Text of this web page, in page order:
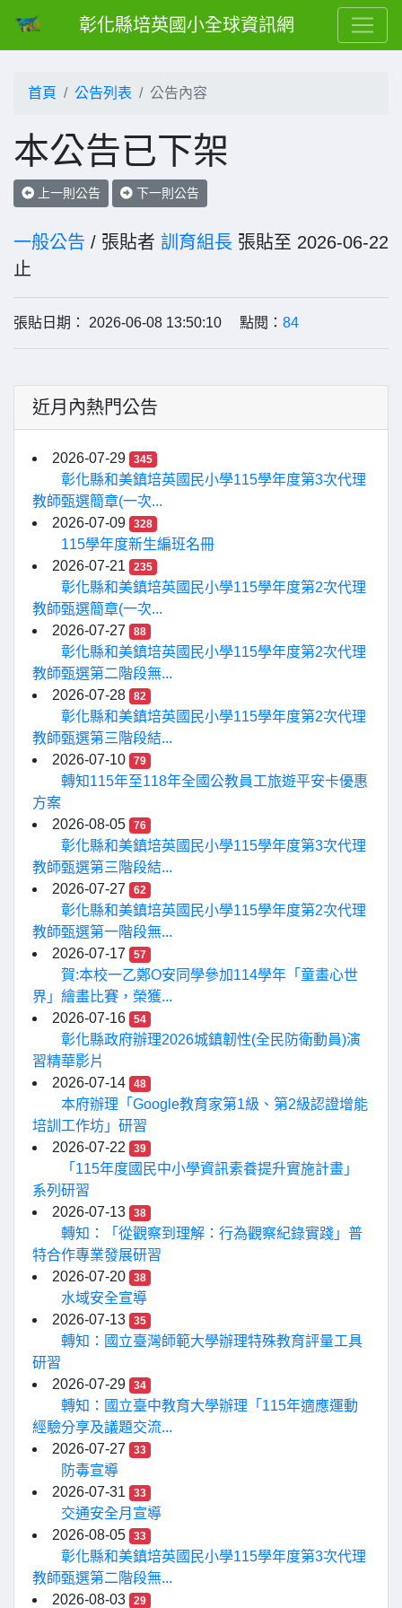
彰化縣培英國小全球資訊網
首頁 公告列表 公告內容
本公告已下架
上一則公告 下一則公告
一般公告 / 張貼者 訓育組長 張貼至 2026-06-22
止
張貼日期： 2026-06-08 13:50:10 點閱： 84
近月內熱門公告
2026-07-29 345
彰化縣和美鎮培英國民小學115學年度第3次代理
教師甄選簡章(一次...
2026-07-09
328
115學年度新生編班名冊
2026-07-21
235
彰化縣和美鎮培英國民小學115學年度第2次代理
教師甄選簡章(一次...
2026-07-27
88
彰化縣和美鎮培英國民小學115學年度第2次代理
教師甄選第二階段無...
2026-07-28
82
彰化縣和美鎮培英國民小學115學年度第2次代理
教師甄選第三階段結...
2026-07-10
79
轉知115年至118年全國公教員工旅遊平安卡優惠
方案
2026-08-05
76
彰化縣和美鎮培英國民小學115學年度第3次代理
教師甄選第三階段結...
2026-07-27
62
彰化縣和美鎮培英國民小學115學年度第2次代理
教師甄選第一階段無...
2026-07-17
57
賀:本校一乙鄭O安同學參加114學年「童畫心世
界」繪畫比賽，榮獲...
2026-07-16
54
彰化縣政府辦理2026城鎮韌性(全民防衛動員)演
習精華影片
2026-07-14
48
本府辦理「Google教育家第1級、第2級認證增能
培訓工作坊」研習
2026-07-22
39
「115年度國民中小學資訊素養提升實施計畫」
系列研習
2026-07-13
38
轉知：「從觀察到理解：行為觀察紀錄實踐」普
特合作專業發展研習
2026-07-20
38
水域安全宣導
2026-07-13
35
轉知：國立臺灣師範大學辦理特殊教育評量工具
研習
2026-07-29
34
轉知：國立臺中教育大學辦理「115年適應運動
經驗分享及議題交流...
2026-07-27
33
防毒宣導
2026-07-31
33
交通安全月宣導
2026-08-05
33
彰化縣和美鎮培英國民小學115學年度第3次代理
教師甄選第二階段無...
2026-08-03
29